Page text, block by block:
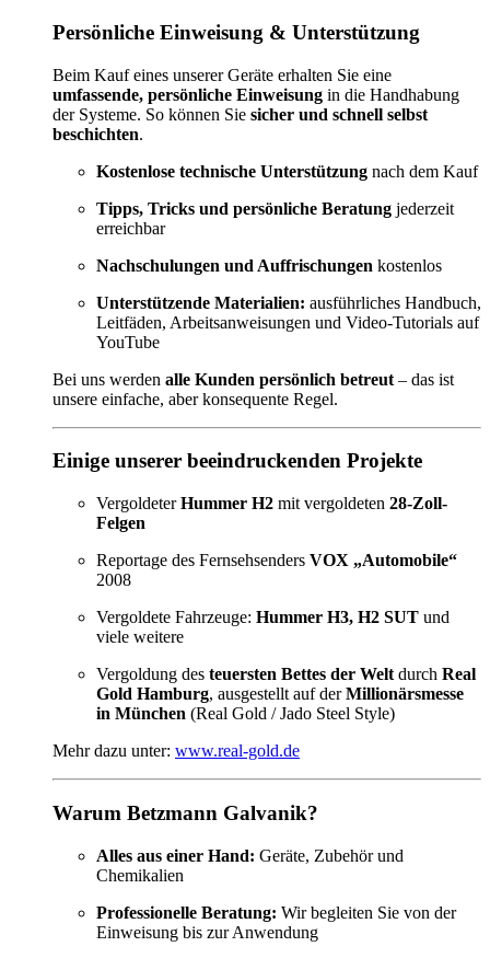
Persönliche Einweisung & Unterstützung
Beim Kauf eines unserer Geräte erhalten Sie eine
umfassende, persönliche Einweisung in die Handhabung
der Systeme. So können Sie sicher und schnell selbst
beschichten.
Kostenlose technische Unterstützung nach dem Kauf
Tipps, Tricks und persönliche Beratung jederzeit
erreichbar
Nachschulungen und Auffrischungen kostenlos
Unterstützende Materialien: ausführliches Handbuch,
Leitfäden, Arbeitsanweisungen und Video-Tutorials auf
YouTube
Bei uns werden alle Kunden persönlich betreut – das ist
unsere einfache, aber konsequente Regel.
Einige unserer beeindruckenden Projekte
VergoldeterHummer H2 mit vergoldeten 28-Zoll-
Felgen
Reportage des Fernsehsenders VOX „Automobile“
2008
Vergoldete Fahrzeuge: Hummer H3, H2 SUT und
viele weitere
Vergoldung des teuersten Bettes der Welt durch Real
Gold Hamburg, ausgestellt auf derMillionärsmesse
in München (Real Gold / Jado Steel Style)
Mehr dazu unter: www.real-gold.de
Warum Betzmann Galvanik?
Alles aus einer Hand: Geräte, Zubehör und
Chemikalien
Professionelle Beratung: Wir begleiten Sie von der
Einweisung bis zur Anwendung